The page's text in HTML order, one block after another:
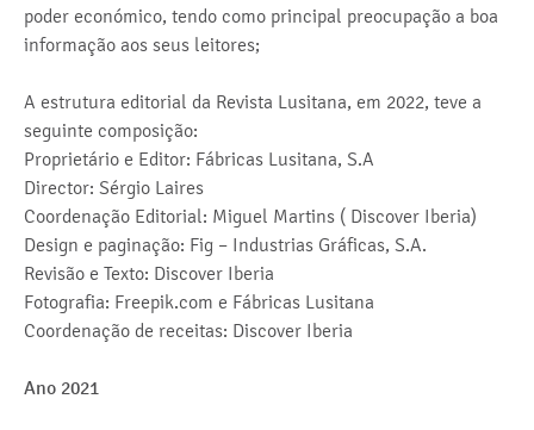
poder económico, tendo como principal preocupação a boa
informação aos seus leitores;
A estrutura editorial da Revista Lusitana, em 2022, teve a
seguinte composição:
Proprietário e Editor: Fábricas Lusitana, S.A
Director: Sérgio Laires
Coordenação Editorial: Miguel Martins ( Discover Iberia)
Design e paginação: Fig – Industrias Gráficas, S.A.
Revisão e Texto: Discover Iberia
Fotografia: Freepik.com e Fábricas Lusitana
Coordenação de receitas: Discover Iberia
Ano 2021